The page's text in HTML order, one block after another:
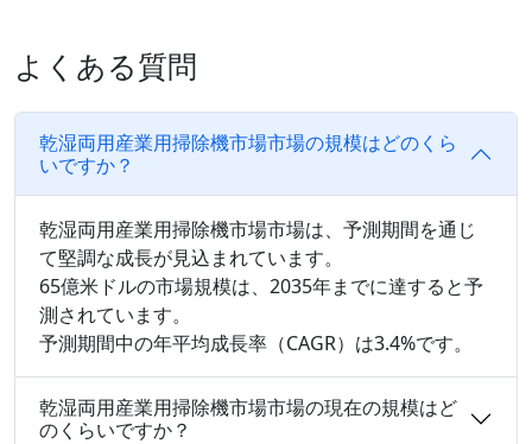
よくある質問
乾湿両用産業用掃除機市場市場の規模はどのくら
いですか？
乾湿両用産業用掃除機市場市場は、予測期間を通じ
て堅調な成長が見込まれています。
65億米ドルの市場規模は、2035年までに達すると予
測されています。
予測期間中の年平均成長率（CAGR）は3.4%です。
乾湿両用産業用掃除機市場市場の現在の規模はど
のくらいですか？